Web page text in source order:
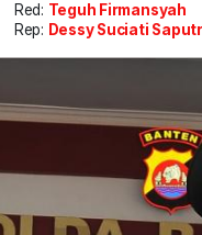
Red: Teguh Firmansyah
Rep: Dessy Suciati